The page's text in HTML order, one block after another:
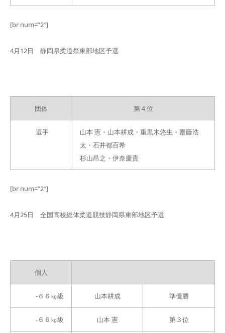
[br num=”2″]
4月12日 静岡県柔道祭東部地区予選
団体 第４位
選手
山本 憲・山本耕成・重黒木悠生・齋藤浩
太・石井都百希
杉山昂之・伊奈慶貴
[br num=”2″]
4月25日 全国高校総体柔道競技静岡県東部地区予選
個人
-６６㎏級 山本耕成 準優勝
-６６㎏級 山本 憲 第３位